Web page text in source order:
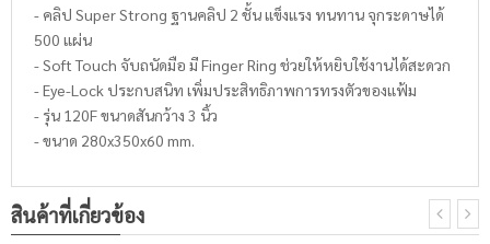
- คลิป Super Strong ฐานคลิป 2 ชั้น แข็งแรง ทนทาน จุกระดาษได้
500 แผ่น
- Soft Touch จับถนัดมือ มี Finger Ring ช่วยให้หยิบใช้งานได้สะดวก
- Eye-Lock ประกบสนิท เพิ่มประสิทธิภาพการทรงตัวของแฟ้ม
- รุ่น 120F ขนาดสันกว้าง 3 นิ้ว
- ขนาด 280x350x60 mm.
สินค้าที่เกี่ยวข้อง